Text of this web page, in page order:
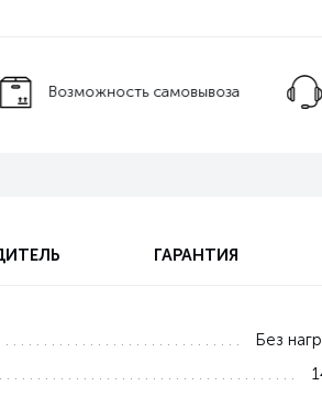
Возможность самовывоза
ГАРАНТИЯ
Без